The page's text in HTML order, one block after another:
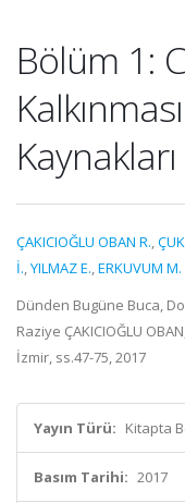
Bölüm 1:
ÇAKICIOĞLU OBAN R.,
İ.,YILMAZ E.,ERKUVUM M.
Dünden Bugüne Buca,
Raziye ÇAKICIOĞLU
İzmir, ss.47-75, 2017
Yayın Türü: Kitapta
Basım Tarihi: 2017